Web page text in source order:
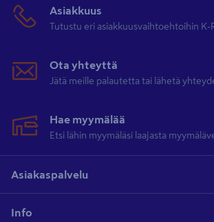
Asiakkuus
Tutustu eri asiakkuusvaihtoehtoihin K-
Ota yhteyttä
Jätä meille palautetta tai lähetä
Hae myymälää
Etsi lähin myymäläsi laajasta
Asiakaspalvelu
Info